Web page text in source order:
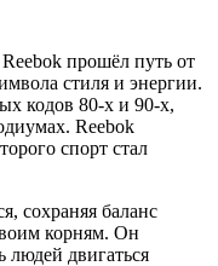
прошёл путь от
стиля и энергии.
кодов 80-х и 90-х,
Reebok
спорт стал
сохраняя баланс
корням. Он
людей двигаться